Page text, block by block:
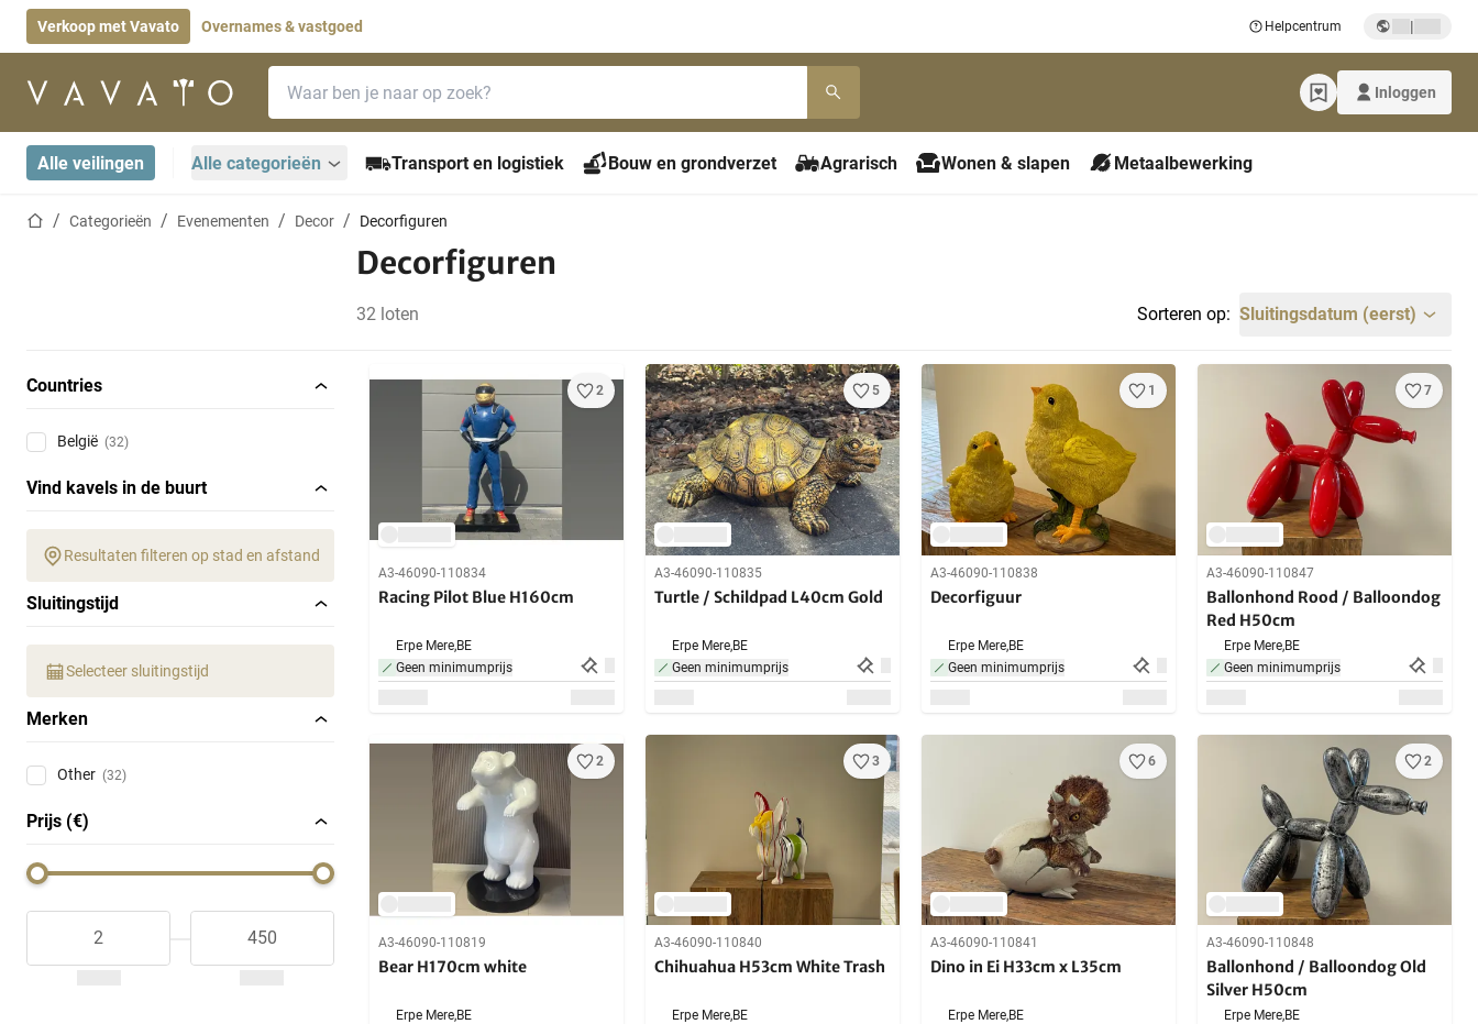
Verkoop met Vavato Overnames & vastgoed Helpcentrum |
Startpagina Inloggen
Alle veilingen Alle categorieën Transport en logistiek Bouw en grondverzet Agrarisch Wonen & slapen Metaalbewerking
StartpaginaCategorieën Evenementen Decor Decorfiguren
Decorfiguren
32 loten Sorteren op: Sluitingsdatum (eerst)
Countries
België (32)
Vind kavels in de buurt
Resultaten filteren op stad en afstand
Sluitingstijd
Selecteer sluitingstijd
Merken
Other (32)
Prijs (€)
2
A3-46090-110834
Racing Pilot Blue H160cm
Erpe Mere,BE
Geen minimumprijs
5
A3-46090-110835
Turtle / Schildpad L40cm Gold
Erpe Mere,BE
Geen minimumprijs
1
A3-46090-110838
Decorfiguur
Erpe Mere,BE
Geen minimumprijs
7
A3-46090-110847
Ballonhond Rood / Balloondog
Red H50cm
Erpe Mere,BE
Geen minimumprijs
2
A3-46090-110819
Bear H170cm white
Erpe Mere,BE
3
A3-46090-110840
Chihuahua H53cm White Trash
Erpe Mere,BE
6
A3-46090-110841
Dino in Ei H33cm x L35cm
Erpe Mere,BE
2
A3-46090-110848
Ballonhond / Balloondog Old
Silver H50cm
Erpe Mere,BE